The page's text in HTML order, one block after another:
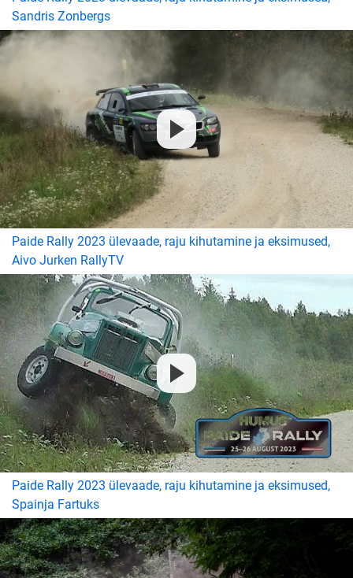
Sandris Zonbergs
Paide Rally 2023 ülevaade, raju kihutamine ja eksimused,
Aivo Jurken RallyTV
Paide Rally 2023 ülevaade, raju kihutamine ja eksimused,
Spainja Fartuks